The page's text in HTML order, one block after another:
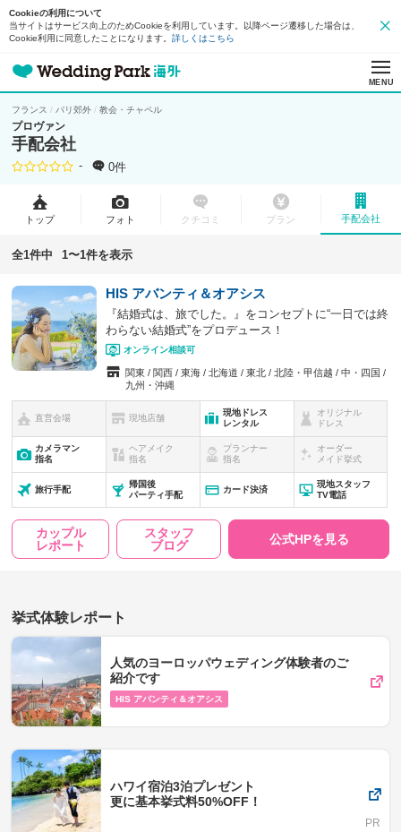
Cookieの利用について
当サイトはサービス向上のためCookieを利用しています。以降ページ遷移した場合は、
Cookie利用に同意したことになります。 詳しくはこちら
MENU
フランス パリ郊外 教会・チャペル
プロヴァン
手配会社
- 0件
トップ フォト クチコミ プラン 手配会社
全1件中 1〜1件を表示
HIS アバンティ＆オアシス
『結婚式は、旅でした。』をコンセプトに“一日では終
わらない結婚式”をプロデュース！
オンライン相談可
関東 関西 東海 北海道 東北 北陸・甲信越
中・四国
九州・沖縄
直営会場 現地店舗
現地ドレス
レンタル
オリジナル
ドレス
カメラマン
指名
ヘアメイク
指名
プランナー
指名
オーダー
メイド挙式
旅行手配
帰国後
パーティ手配
カード決済
現地スタッフ
TV電話
カップル
レポート
スタッフ
ブログ
公式HPを見る
挙式体験レポート
人気のヨーロッパウェディング体験者のご
紹介です
HIS アバンティ＆オアシス
ハワイ宿泊3泊プレゼント
更に基本挙式料50%OFF！